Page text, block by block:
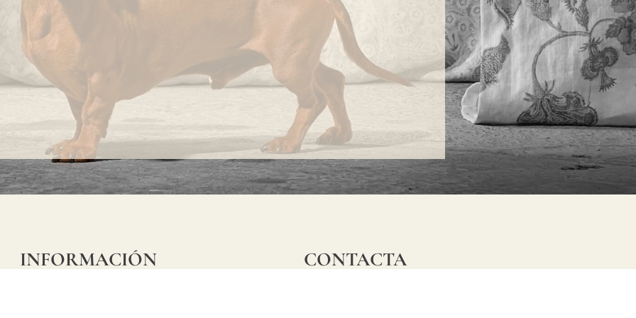
INFORMACIÓN CONTACTA
alta, y todos los
residuos se eliminan
de forma
responsable. Todas
las fibras utilizadas
para producir los
revestimientos
de forma sostenible,